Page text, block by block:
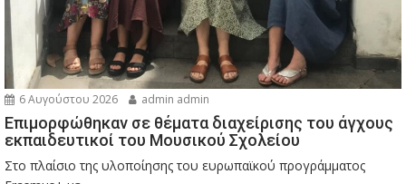
6 Αυγούστου 2026 admin admin
Eπιμορφώθηκαν σε θέματα διαχείρισης του άγχους
εκπαιδευτικοί του Μουσικού Σχολείου
Στο πλαίσιο της υλοποίησης του ευρωπαϊκού προγράμματος